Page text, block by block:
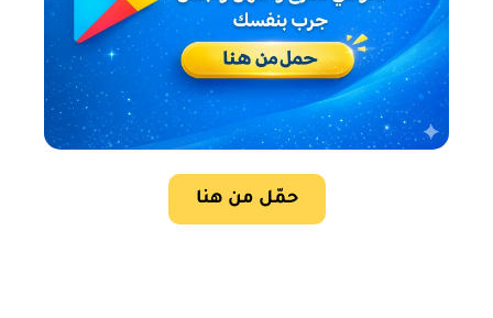
حمّل من هنا